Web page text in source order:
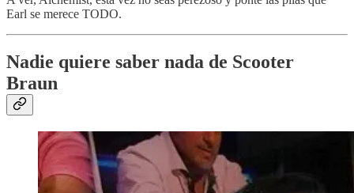
Earl se merece TODO.
Nadie quiere saber nada de Scooter
Braun